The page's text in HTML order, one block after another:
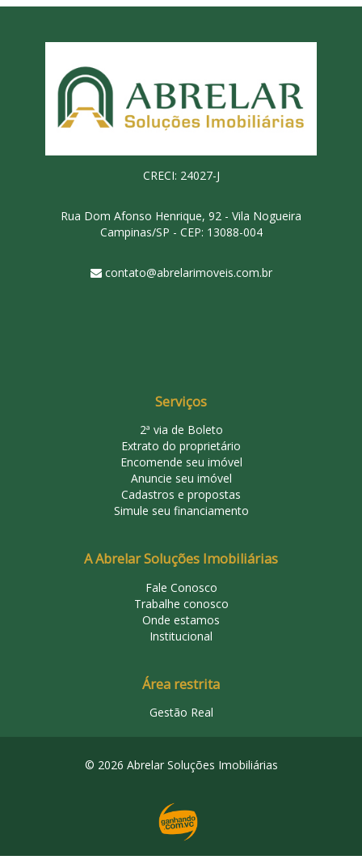
CRECI: 24027-J
Rua Dom Afonso Henrique, 92 - Vila Nogueira
Campinas/SP - CEP: 13088-004
contato@abrelarimoveis.com.br
Serviços
2ª via de Boleto
Extrato do proprietário
Encomende seu imóvel
Anuncie seu imóvel
Cadastros e propostas
Simule seu financiamento
A Abrelar Soluções Imobiliárias
Fale Conosco
Trabalhe conosco
Onde estamos
Institucional
Área restrita
Gestão Real
© 2026 Abrelar Soluções Imobiliárias